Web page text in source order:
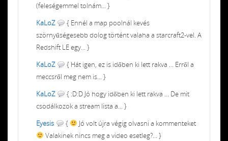
(feleségemmel tolnám... }
KaLoZ
{ Ennél a map poolnál kevés
szörnyűségesebb dolog történt valaha a starcraft2-vel. A
Redshift LE egy... }
KaLoZ
{ Hát igen, ez is időben ki lett rakva ... Erről a
meccsről meg nem is... }
KaLoZ
{ :D:D Jó hogy időben ki lett rakva ... De mit
csodálkozok a stream lista a... }
Eyesis
{
Jó volt újra végig olvasni a kommenteket
Valakinek nincs meg a video esetleg?... }